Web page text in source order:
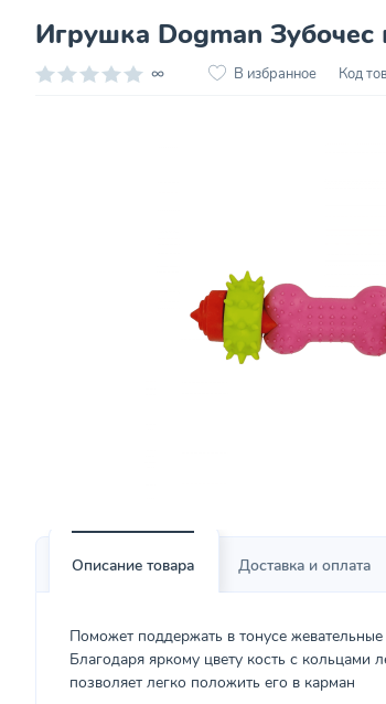
Игрушка Dogman Зубочес
∞ В избранное Код
Описание товара Доставка и оплата
Поможет поддержать в тонусе
Благодаря яркому цвету кость с кольцами
позволяет легко положить его в карман